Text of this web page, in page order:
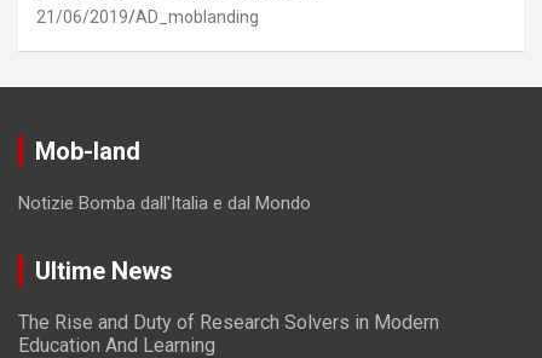
21/06/2019 AD_moblanding
Mob-land
Notizie Bomba dall'Italia e dal Mondo
Ultime News
The Rise and Duty of Research Solvers in Modern
Education And Learning